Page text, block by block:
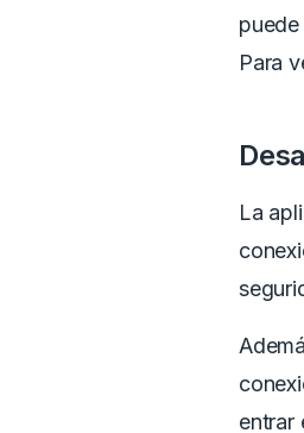
Para
La
entrar